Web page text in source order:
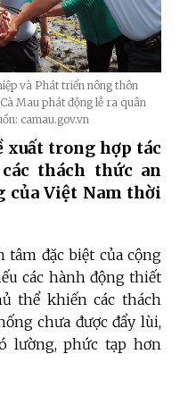
và Phát triển nông thôn
Mau phát động lễ ra quân
camau.gov.vn
xuất trong hợp tác
thách thức an
Việt Nam thời
tâm đặc biệt của cộng
các hành động thiết
thể khiến các thách
chưa được đẩy lùi,
lường, phức tạp hơn